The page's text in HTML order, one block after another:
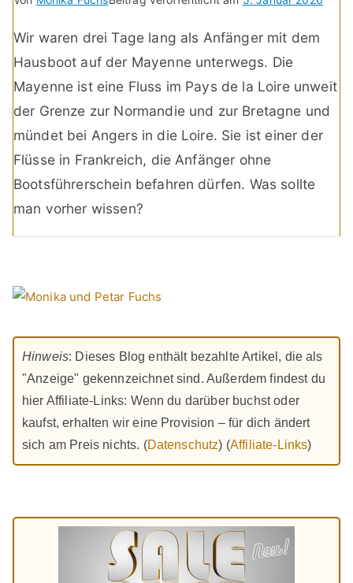
Wir waren drei Tage lang als Anfänger mit dem
Hausboot auf der Mayenne unterwegs. Die
Mayenne ist eine Fluss im Pays de la Loire unweit
der Grenze zur Normandie und zur Bretagne und
mündet bei Angers in die Loire. Sie ist einer der
Flüsse in Frankreich, die Anfänger ohne
Bootsführerschein befahren dürfen. Was sollte
man vorher wissen?
Hinweis: Dieses Blog enthält bezahlte Artikel, die als
"Anzeige" gekennzeichnet sind. Außerdem findest du
hier Affiliate-Links: Wenn du darüber buchst oder
kaufst, erhalten wir eine Provision – für dich ändert
sich am Preis nichts. (Datenschutz) (Affiliate-Links)